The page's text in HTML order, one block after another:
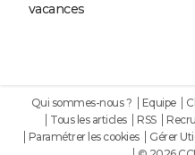
vacances
Qui sommes-nous ? Equipe
Tous les articles
RSS
Paramétrer les cookies
Gérer